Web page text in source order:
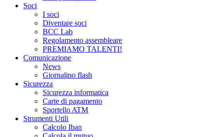
Soci
I soci
Diventare soci
BCC Lab
Regolamento assembleare
PREMIAMO TALENTI!
Comunicazione
News
Giornalino flash
Sicurezza
Sicurezza informatica
Carte di pagamento
Sportello ATM
Strumenti Utili
Calcolo Iban